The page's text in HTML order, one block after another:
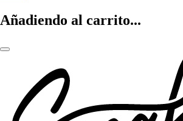
Añadiendo al carrito...